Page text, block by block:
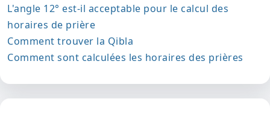
L'angle 12° est-il acceptable pour le calcul des
horaires de prière
Comment trouver la Qibla
Comment sont calculées les horaires des prières